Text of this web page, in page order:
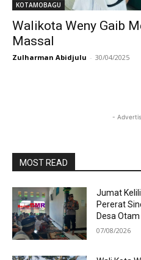
KOTAMOBAGU
Walikota Weny Gaib
Massal
Zulharman Abidjulu - 30/04/2025
-
MOST READ
Jumat
Pererat
Desa Otam
07/08/2026